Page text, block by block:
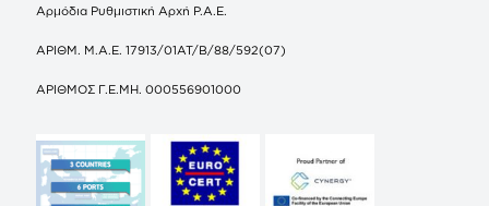
Αρμόδια Ρυθμιστική Αρχή Ρ.Α.Ε.
ΑΡΙΘΜ. Μ.Α.Ε. 17913/01ΑΤ/Β/88/592(07)
ΑΡΙΘΜΟΣ Γ.Ε.ΜΗ. 000556901000